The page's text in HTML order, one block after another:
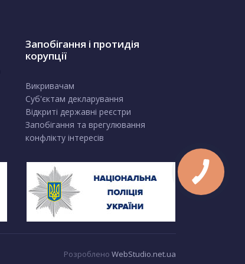
Запобігання і протидія
корупції
Викривачам
Суб'єктам декларування
Відкриті державні реєстри
Запобігання та врегулювання
конфлікту інтересів
Розроблено WebStudio.net.ua